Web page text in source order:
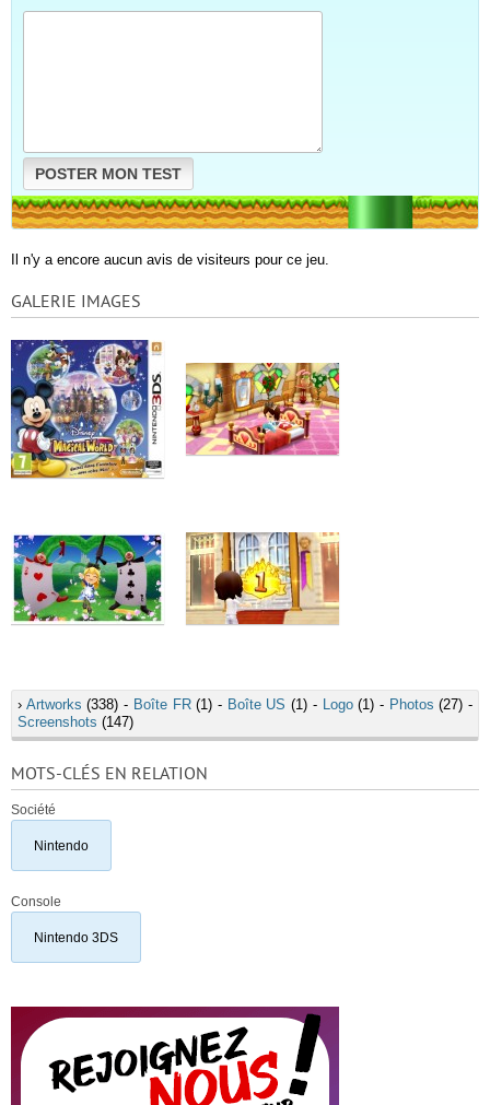
POSTER MON TEST
Il n'y a encore aucun avis de visiteurs pour ce jeu.
GALERIE IMAGES
› Artworks (338) - Boîte FR(1) - Boîte US (1) - Logo(1) - Photos (27) -
Screenshots (147)
MOTS-CLÉS EN RELATION
Société
Nintendo
Console
Nintendo 3DS